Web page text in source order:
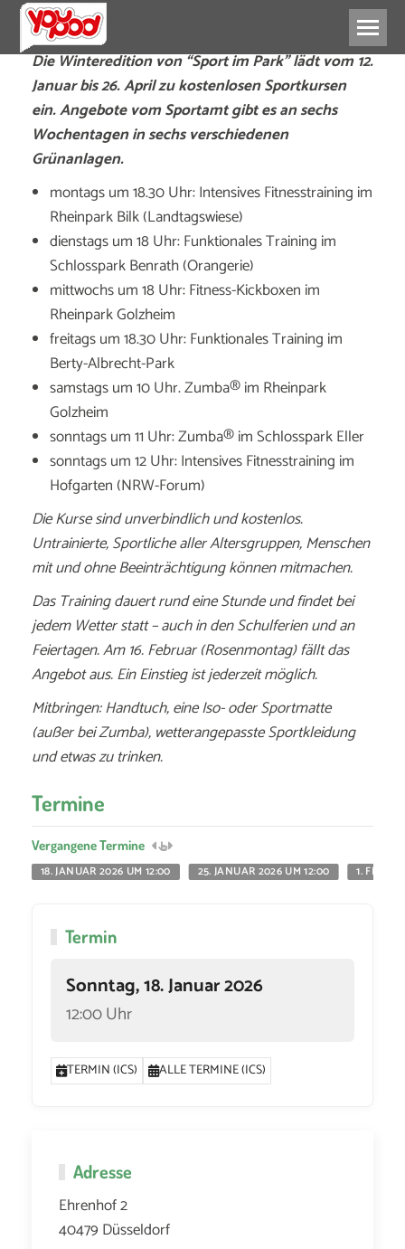
Die Winteredition von “Sport im Park” lädt vom 12.
Januar bis 26. April zu kostenlosen Sportkursen
ein. Angebote vom Sportamt gibt es an sechs
Wochentagen in sechs verschiedenen
Grünanlagen.
montags um 18.30 Uhr: Intensives Fitnesstraining im
Rheinpark Bilk (Landtagswiese)
dienstags um 18 Uhr: Funktionales Training im
Schlosspark Benrath (Orangerie)
mittwochs um 18 Uhr: Fitness-Kickboxen im
Rheinpark Golzheim
freitags um 18.30 Uhr: Funktionales Training im
Berty-Albrecht-Park
samstags um 10 Uhr. Zumba® im Rheinpark
Golzheim
sonntags um 11 Uhr: Zumba® im Schlosspark Eller
sonntags um 12 Uhr: Intensives Fitnesstraining im
Hofgarten (NRW-Forum)
Die Kurse sind unverbindlich und kostenlos.
Untrainierte, Sportliche aller Altersgruppen, Menschen
mit und ohne Beeinträchtigung können mitmachen.
Das Training dauert rund eine Stunde und findet bei
jedem Wetter statt – auch in den Schulferien und an
Feiertagen. Am 16. Februar (Rosenmontag) fällt das
Angebot aus. Ein Einstieg ist jederzeit möglich.
Mitbringen: Handtuch, eine Iso- oder Sportmatte
(außer bei Zumba), wetterangepasste Sportkleidung
und etwas zu trinken.
Termine
Vergangene Termine
18. JANUAR 2026 UM 12:00
25. JANUAR 2026 UM 12:00 1.
Termin
Sonntag, 18. Januar 2026
12:00 Uhr
TERMIN (ICS) ALLE TERMINE (ICS)
Adresse
Ehrenhof 2
40479 Düsseldorf